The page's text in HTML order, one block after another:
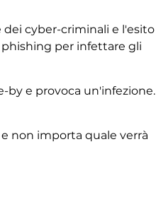
dei cyber-criminali e l'esito
phishing per infettare gli
by e provoca un'infezione.
non importa quale verrà